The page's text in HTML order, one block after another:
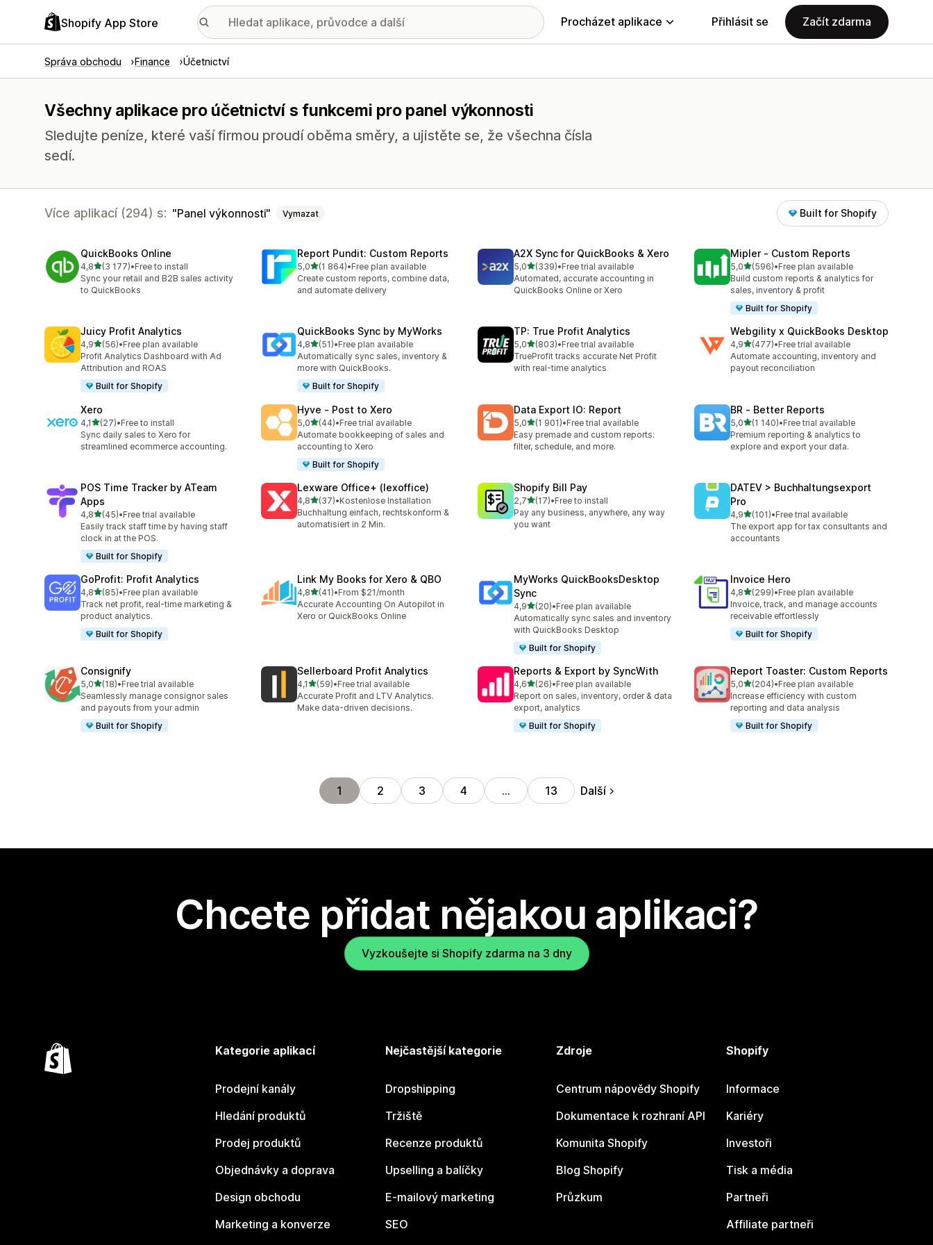
Shopify App Store Procházet aplikace Přihlásit se Začít zdarma
Správa obchodu Finance Účetnictví
Všechny aplikace pro účetnictví s funkcemi pro panel výkonnosti
Sledujte peníze, které vaší firmou proudí oběma směry, a ujistěte se, že všechna čísla
sedí.
Více aplikací (294) s: Panel výkonnosti Vymazat Built for Shopify
QuickBooks Online
4,8z 5 hvězd
(3 177)
Celkový počet recenzí: 3177
•Free to install
Sync your retail and B2B sales activity
to QuickBooks
Report Pundit: Custom Reports
5,0z 5 hvězd
(1 864)
Celkový počet recenzí: 1864
•Free plan available
Create custom reports, combine data,
and automate delivery
A2X Sync for QuickBooks & Xero
5,0z 5 hvězd
(339)
Celkový počet recenzí: 339
•Free trial available
Automated, accurate accounting in
QuickBooks Online or Xero
Mipler ‑ Custom Reports
5,0z 5 hvězd
(596)
Celkový počet recenzí: 596
•Free plan available
Build custom reports & analytics for
sales, inventory & profit
Built for Shopify
Juicy Profit Analytics
4,9z 5 hvězd
(56)
Celkový počet recenzí: 56
•Free plan available
Profit Analytics Dashboard with Ad
Attribution and ROAS
Built for Shopify
QuickBooks Sync by MyWorks
4,8z 5 hvězd
(51)
Celkový počet recenzí: 51
•Free plan available
Automatically sync sales, inventory &
more with QuickBooks.
Built for Shopify
TP: True Profit Analytics
5,0z 5 hvězd
(803)
Celkový počet recenzí: 803
•Free trial available
TrueProfit tracks accurate Net Profit
with real-time analytics
Webgility x QuickBooks Desktop
4,9z 5 hvězd
(477)
Celkový počet recenzí: 477
•Free trial available
Automate accounting, inventory and
payout reconciliation
Xero
4,1z 5 hvězd
(27)
Celkový počet recenzí: 27
•Free to install
Sync daily sales to Xero for
streamlined ecommerce accounting.
Hyve ‑ Post to Xero
5,0z 5 hvězd
(44)
Celkový počet recenzí: 44
•Free trial available
Automate bookkeeping of sales and
accounting to Xero
Built for Shopify
Data Export IO: Report
5,0z 5 hvězd
(1 901)
Celkový počet recenzí: 1901
•Free trial available
Easy premade and custom reports:
filter, schedule, and more.
BR ‑ Better Reports
5,0z 5 hvězd
(1 140)
Celkový počet recenzí: 1140
•Free trial available
Premium reporting & analytics to
explore and export your data.
POS Time Tracker by ATeam
Apps
4,8z 5 hvězd
(45)
Celkový počet recenzí: 45
•Free trial available
Easily track staff time by having staff
clock in at the POS.
Built for Shopify
Lexware Office+ (lexoffice)
4,8z 5 hvězd
(37)
Celkový počet recenzí: 37
•Kostenlose Installation
Buchhaltung einfach, rechtskonform &
automatisiert in 2 Min.
Shopify Bill Pay
2,7z 5 hvězd
(17)
Celkový počet recenzí: 17
•Free to install
Pay any business, anywhere, any way
you want
DATEV > Buchhaltungsexport
Pro
4,9z 5 hvězd
(101)
Celkový počet recenzí: 101
•Free trial available
The export app for tax consultants and
accountants
GoProfit: Profit Analytics
4,8z 5 hvězd
(85)
Celkový počet recenzí: 85
•Free plan available
Track net profit, real-time marketing &
product analytics.
Built for Shopify
Link My Books for Xero & QBO
4,8z 5 hvězd
(41)
Celkový počet recenzí: 41
•From $21/month
Accurate Accounting On Autopilot in
Xero or QuickBooks Online
MyWorks QuickBooksDesktop
Sync
4,9z 5 hvězd
(20)
Celkový počet recenzí: 20
•Free plan available
Automatically sync sales and inventory
with QuickBooks Desktop
Built for Shopify
Invoice Hero
4,8z 5 hvězd
(299)
Celkový počet recenzí: 299
•Free plan available
Invoice, track, and manage accounts
receivable effortlessly
Built for Shopify
Consignify
5,0z 5 hvězd
(18)
Celkový počet recenzí: 18
•Free trial available
Seamlessly manage consignor sales
and payouts from your admin
Built for Shopify
Sellerboard Profit Analytics
4,1z 5 hvězd
(59)
Celkový počet recenzí: 59
•Free trial available
Accurate Profit and LTV Analytics.
Make data-driven decisions.
Reports & Export by SyncWith
4,6z 5 hvězd
(26)
Celkový počet recenzí: 26
•Free plan available
Report on sales, inventory, order & data
export, analytics
Built for Shopify
Report Toaster: Custom Reports
5,0z 5 hvězd
(204)
Celkový počet recenzí: 204
•Free plan available
Increase efficiency with custom
reporting and data analysis
Built for Shopify
1 2 3 4 … 13 Další
Chcete přidat nějakou aplikaci?
Vyzkoušejte si Shopify zdarma na 3 dny
Kategorie aplikací
Prodejní kanály
Hledání produktů
Prodej produktů
Objednávky a doprava
Design obchodu
Marketing a konverze
Nejčastější kategorie
Dropshipping
Tržiště
Recenze produktů
Upselling a balíčky
E-mailový marketing
SEO
Zdroje
Centrum nápovědy Shopify
Dokumentace k rozhraní API
Komunita Shopify
Blog Shopify
Průzkum
Shopify
Informace
Kariéry
Investoři
Tisk a média
Partneři
Affiliate partneři